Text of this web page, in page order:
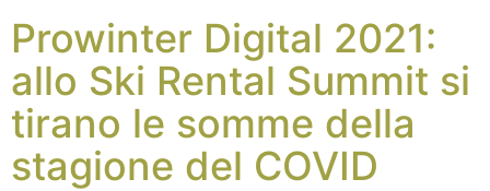
Prowinter Digital 2021:
allo Ski Rental Summit si
tirano le somme della
stagione del COVID